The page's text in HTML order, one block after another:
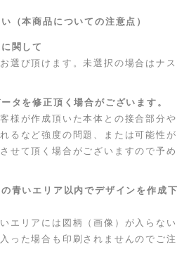
（本商品についての注意点）
関して
選び頂けます。未選択の場合はナ
タを修正頂く場合がございます。
様が作成頂いた本体との接合部分
るなど強度の問題、または可能性
せて頂く場合がございますので予
の青いエリア以内でデザインを作成
エリアには図柄（画像）が入らな
った場合も印刷されませんのでご